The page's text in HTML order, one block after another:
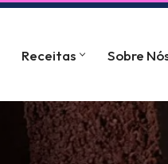
Receitas Sobre